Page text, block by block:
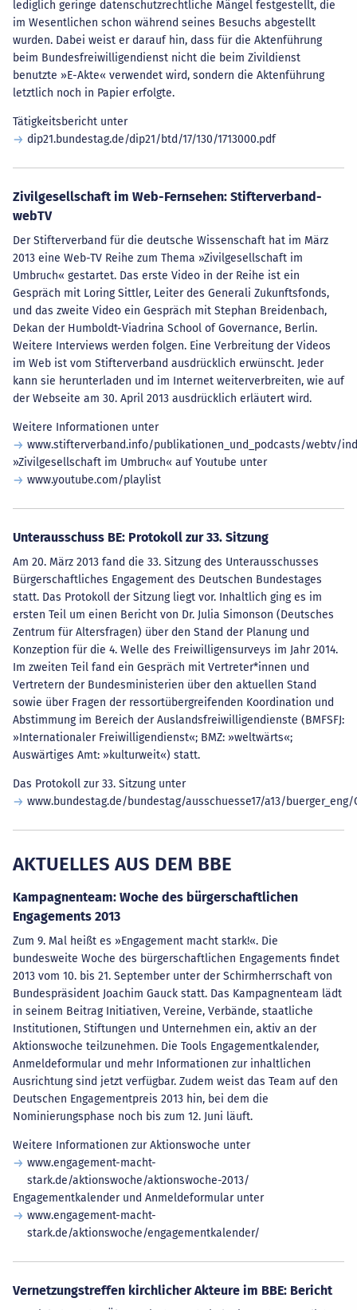
lediglich geringe datenschutzrechtliche Mängel festgestellt, die
im Wesentlichen schon während seines Besuchs abgestellt
wurden. Dabei weist er darauf hin, dass für die Aktenführung
beim Bundesfreiwilligendienst nicht die beim Zivildienst
benutzte »E-Akte« verwendet wird, sondern die Aktenführung
letztlich noch in Papier erfolgte.
Tätigkeitsbericht unter
dip21.bundestag.de/dip21/btd/17/130/1713000.pdf
Zivilgesellschaft im Web-Fernsehen: Stifterverband-
webTV
Der Stifterverband für die deutsche Wissenschaft hat im März
2013 eine Web-TV Reihe zum Thema »Zivilgesellschaft im
Umbruch« gestartet. Das erste Video in der Reihe ist ein
Gespräch mit Loring Sittler, Leiter des Generali Zukunftsfonds,
und das zweite Video ein Gespräch mit Stephan Breidenbach,
Dekan der Humboldt-Viadrina School of Governance, Berlin.
Weitere Interviews werden folgen. Eine Verbreitung der Videos
im Web ist vom Stifterverband ausdrücklich erwünscht. Jeder
kann sie herunterladen und im Internet weiterverbreiten, wie auf
der Webseite am 30. April 2013 ausdrücklich erläutert wird.
Weitere Informationen unter
www.stifterverband.info/publikationen_und_podcasts/webtv/
»Zivilgesellschaft im Umbruch« auf Youtube unter
www.youtube.com/playlist
Unterausschuss BE: Protokoll zur 33. Sitzung
Am 20. März 2013 fand die 33. Sitzung des Unterausschusses
Bürgerschaftliches Engagement des Deutschen Bundestages
statt. Das Protokoll der Sitzung liegt vor. Inhaltlich ging es im
ersten Teil um einen Bericht von Dr. Julia Simonson (Deutsches
Zentrum für Altersfragen) über den Stand der Planung und
Konzeption für die 4. Welle des Freiwilligensurveys im Jahr 2014.
Im zweiten Teil fand ein Gespräch mit Vertreter*innen und
Vertretern der Bundesministerien über den aktuellen Stand
sowie über Fragen der ressortübergreifenden Koordination und
Abstimmung im Bereich der Auslandsfreiwilligendienste (BMFSFJ:
»Internationaler Freiwilligendienst«; BMZ: »weltwärts«;
Auswärtiges Amt: »kulturweit«) statt.
Das Protokoll zur 33. Sitzung unter
www.bundestag.de/bundestag/ausschuesse17/a13/
AKTUELLES AUS DEM BBE
Kampagnenteam: Woche des bürgerschaftlichen
Engagements 2013
Zum 9. Mal heißt es »Engagement macht stark!«. Die
bundesweite Woche des bürgerschaftlichen Engagements findet
2013 vom 10. bis 21. September unter der Schirmherrschaft von
Bundespräsident Joachim Gauck statt. Das Kampagnenteam lädt
in seinem Beitrag Initiativen, Vereine, Verbände, staatliche
Institutionen, Stiftungen und Unternehmen ein, aktiv an der
Aktionswoche teilzunehmen. Die Tools Engagementkalender,
Anmeldeformular und mehr Informationen zur inhaltlichen
Ausrichtung sind jetzt verfügbar. Zudem weist das Team auf den
Deutschen Engagementpreis 2013 hin, bei dem die
Nominierungsphase noch bis zum 12. Juni läuft.
Weitere Informationen zur Aktionswoche unter
www.engagement-macht-
stark.de/aktionswoche/aktionswoche-2013/
Engagementkalender und Anmeldeformular unter
www.engagement-macht-
stark.de/aktionswoche/engagementkalender/
Vernetzungstreffen kirchlicher Akteure im BBE: Bericht